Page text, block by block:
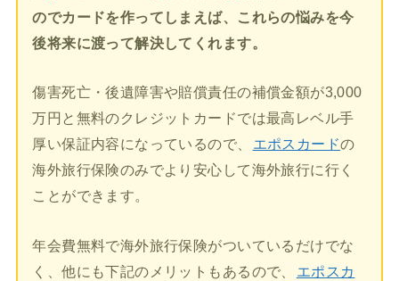
のでカードを作ってしまえば、これらの悩みを今
後将来に渡って解決してくれます。
傷害死亡・後遺障害や賠償責任の補償金額が3,000
万円と無料のクレジットカードでは最高レベル手
厚い保証内容になっているので、
エポスカードの
海外旅行保険のみでより安心して海外旅行に行く
ことができます。
年会費無料で海外旅行保険がついているだけでな
く、他にも下記のメリットもあるので、
エポスカ